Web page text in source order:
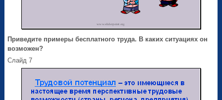
Приведите примеры бесплатного труда. В каких ситуациях он
возможен?
Слайд 7